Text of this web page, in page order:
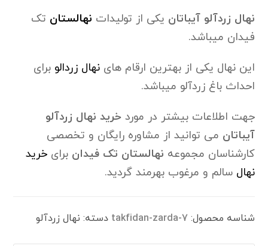
نهال زردآلو آیباتان یکی از تولیدات نهالستان تک
فیدان میباشد.
این نهال یکی از بهترین ارقام های نهال زردالو برای
احداث باغ زردآلو میباشد.
جهت اطلاعات بیشتر در موردخرید نهال زردآلو
آیباتان می توانید از مشاوره رایگان و تخصصی
کارشناسان مجموعه نهالستان تک فیدان برایخرید
نهال سالم و مرغوب بهرمند گردید.
شناسه محصول:takfidan-zarda-7 دسته: نهال زردآلو